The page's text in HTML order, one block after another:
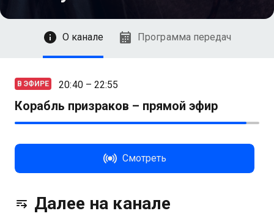
О канале Программа передач
В ЭФИРЕ 20:40 – 22:55
Корабль призраков – прямой эфир
Смотреть
Далее на канале